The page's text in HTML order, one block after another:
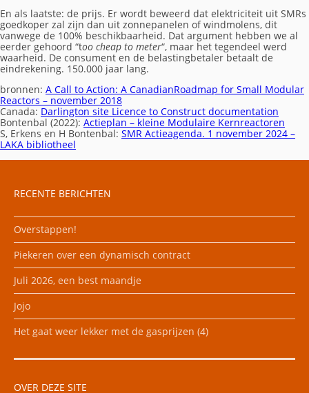
En als laatste: de prijs. Er wordt beweerd dat elektriciteit uit SMRs
goedkoper zal zijn dan uit zonnepanelen of windmolens, dit
vanwege de 100% beschikbaarheid. Dat argument hebben we al
eerder gehoord “too cheap to meter“, maar het tegendeel werd
waarheid. De consument en de belastingbetaler betaalt de
eindrekening. 150.000 jaar lang.
bronnen: A Call to Action: A CanadianRoadmap for Small Modular
Reactors – november 2018
Canada: Darlington site Licence to Construct documentation
Bontenbal (2022): Actieplan – kleine Modulaire Kernreactoren
S, Erkens en H Bontenbal: SMR Actieagenda. 1 november 2024 –
LAKA bibliotheel
RECENTE BERICHTEN
Overstappen!
Piekeren over een dynamisch contract
Juli 2026, een best maandje
Jojo
Het gaat weer lekker met de gasprijzen (4)
OVER DEZE SITE